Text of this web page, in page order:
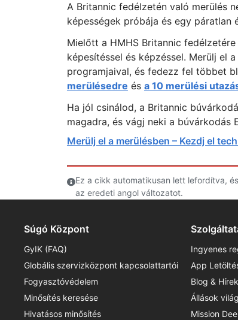
A Britannic fedélzetén való merülés
képességek próbája és egy páratlan
Mielőtt a HMHS Britannic
képesítéssel és képzéssel. Merülj el
programjaival, és fedezz fel többet
merülésedre és a 10 merülési
Ha jól csinálod, a Britannic
magadra, és vágj neki a búvárkodás
Merülj el a merülésben – Kezdj el
Ez a cikk automatikusan lett lefordítva,
az eredeti angol változatot.
Súgó Központ
GyIK (FAQ)
Globális szervizközpont kapcsolattartói
Fogyasztóvédelem
Minősítés keresése
Hivatásos minősítés
Ingyenes
App
Blog & Hírek
Állások
Mission